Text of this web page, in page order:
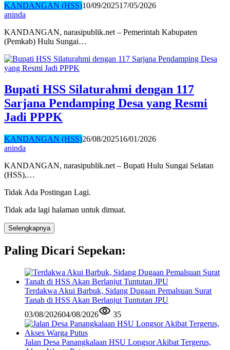
KANDANGAN (HSS)10/09/202517/05/2026
aninda
KANDANGAN, narasipublik.net – Pemerintah Kabupaten
(Pemkab) Hulu Sungai…
Bupati HSS Silaturahmi dengan 117
Sarjana Pendamping Desa yang Resmi
Jadi PPPK
KANDANGAN (HSS)26/08/202516/01/2026
aninda
KANDANGAN, narasipublik.net – Bupati Hulu Sungai Selatan
(HSS),…
Tidak Ada Postingan Lagi.
Tidak ada lagi halaman untuk dimuat.
Selengkapnya
Paling Dicari Sepekan:
Terdakwa Akui Barbuk, Sidang Dugaan Pemalsuan Surat
Tanah di HSS Akan Berlanjut Tuntutan JPU
03/08/202604/08/2026 35
Jalan Desa Panangkalaan HSU Longsor Akibat Tergerus,